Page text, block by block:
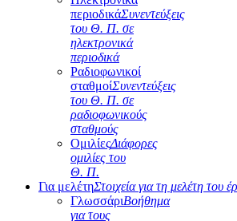
περιοδικάΣυνεντεύξεις
του Θ. Π. σε
ηλεκτρονικά
περιοδικά
Ραδιοφωνικοί
σταθμοίΣυνεντεύξεις
του Θ. Π. σε
ραδιοφωνικούς
σταθμούς
ΟμιλίεςΔιάφορες
ομιλίες του
Θ. Π.
Για μελέτηΣτοιχεία για τη μελέτη του
ΓλωσσάριΒοήθημα
για τους